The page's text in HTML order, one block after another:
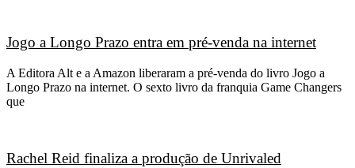
Jogo a Longo Prazo entra em pré-venda na internet
A Editora Alt e a Amazon liberaram a pré-venda do livro Jogo a
Longo Prazo na internet. O sexto livro da franquia Game Changers
que
Rachel Reid finaliza a produção de Unrivaled